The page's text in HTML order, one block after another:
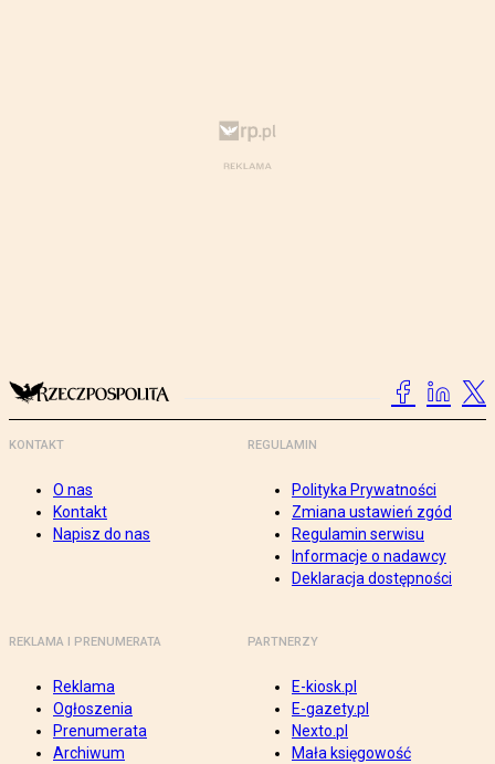
KONTAKT
O nas
Kontakt
Napisz do nas
REGULAMIN
Polityka Prywatności
Zmiana ustawień zgód
Regulamin serwisu
Informacje o nadawcy
Deklaracja dostępności
REKLAMA I PRENUMERATA
Reklama
Ogłoszenia
Prenumerata
Archiwum
PARTNERZY
E-kiosk.pl
E-gazety.pl
Nexto.pl
Mała księgowość